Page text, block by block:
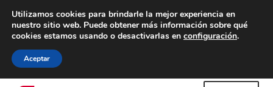
ENTREGA desde 7 EUR
De lunes a viernes de 9 a. m. a 4 p. m.
Utilizamos cookies para brindarle la mejor experiencia en
nuestro sitio web. Puede obtener más información sobre qué
cookies estamos usando o desactivarlas en configuración.
Aceptar